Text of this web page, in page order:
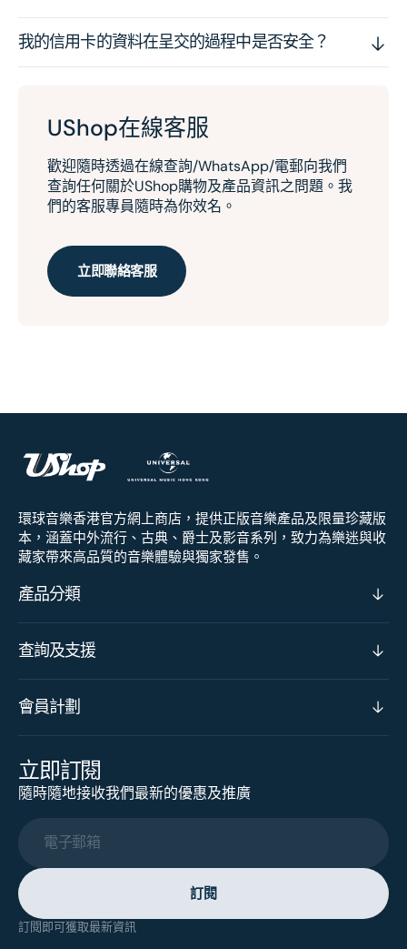
我的信用卡的資料在呈交的過程中是否安全？
UShop在線客服
歡迎隨時透過在線查詢/WhatsApp/電郵向我們
查詢任何關於UShop購物及產品資訊之問題。我
們的客服專員隨時為你效名。
立即聯絡客服
環球音樂香港官方網上商店，提供正版音樂產品及限量珍藏版
本，涵蓋中外流行、古典、爵士及影音系列，致力為樂迷與收
藏家帶來高品質的音樂體驗與獨家發售。
產品分類
查詢及支援
會員計劃
立即訂閱
隨時隨地接收我們最新的優惠及推廣
電子郵箱
訂閱
訂閱即可獲取最新資訊